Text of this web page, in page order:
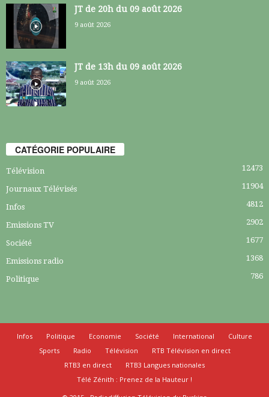
JT de 20h du 09 août 2026
9 août 2026
JT de 13h du 09 août 2026
9 août 2026
CATÉGORIE POPULAIRE
Télévision 12473
Journaux Télévisés 11904
Infos 4812
Emissions TV 2902
Société 1677
Emissions radio 1368
Politique 786
Infos Politique Economie Société International
Culture
Sports
Radio Télévision
RTB Télévision en direct
RTB3 en direct
RTB3 Langues nationales
Télé Zénith : Prenez de la Hauteur !